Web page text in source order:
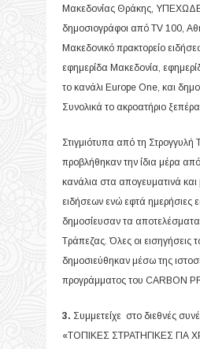
Μακεδονίας Θράκης,
δημοσιογράφοι από TV 100,
Μακεδονικό πρακτορείο
εφημερίδα Μακεδονία,
το κανάλι Europe One, και
Συνολικά το ακροατήριο
Στιγμιότυπα από τη Στρογγυλή
προβλήθηκαν την ίδια μέρα
κανάλια στα απογευματινά και
ειδήσεων ενώ εφτά ημερήσιες
δημοσίευσαν τα αποτελέσματα
Τράπεζας. Όλες οι εισηγήσεις
δημοσιεύθηκαν μέσω της
προγράμματος του CARBON
3. Συμμετείχε στο διεθνές
«ΤΟΠΙΚΕΣ ΣΤΡΑΤΗΓΙΚΕΣ ΓΙΑ